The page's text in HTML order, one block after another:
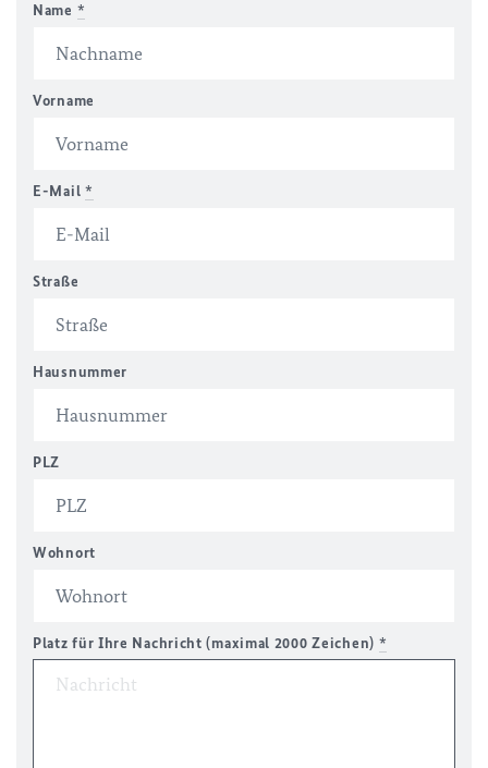
Name *
Vorname
E-Mail *
Straße
Hausnummer
PLZ
Wohnort
Platz für Ihre Nachricht (maximal 2000 Zeichen) *